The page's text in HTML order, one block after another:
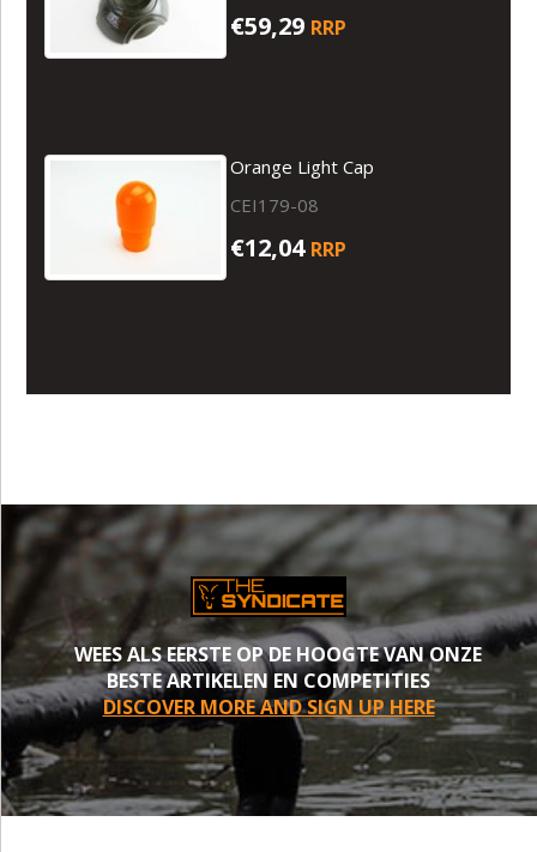
€59,29 RRP
Orange Light Cap
CEI179-08
€12,04 RRP
WEES ALS EERSTE OP DE HOOGTE VAN ONZE
BESTE ARTIKELEN EN COMPETITIES
DISCOVER MORE AND SIGN UP HERE